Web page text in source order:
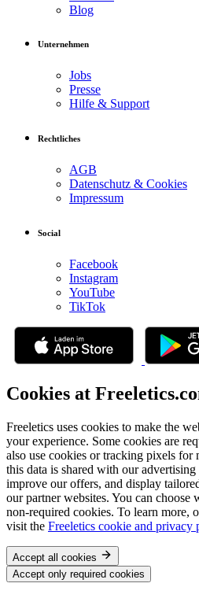
Blog
Unternehmen
Jobs
Presse
Hilfe & Support
Rechtliches
AGB
Datenschutz & Cookies
Impressum
Social
Facebook
Instagram
YouTube
TikTok
Cookies at
Freeletics uses cookies to make the
your experience. Some cookies are
also use cookies or tracking pixels for
this data is shared with our advertising
improve our offers, and display
our partner websites. You can choose
non-required cookies. To learn more,
visit the Freeletics cookie and privacy
Accept all cookies
Accept only required cookies